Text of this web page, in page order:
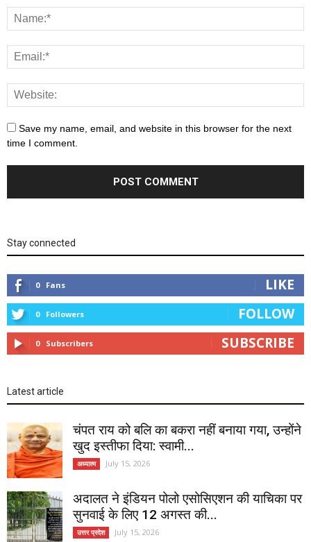
Save my name, email, and website in this browser for the next
time I comment.
Stay connected
0 Fans LIKE
0 Followers FOLLOW
0 Subscribers SUBSCRIBE
Latest article
चंपत राय को बलि का बकरा नहीं बनाया गया, उन्होंने
खुद इस्तीफा दिया: स्वामी...
अध्यात्म July 15, 2026
अदालत ने इंडियन पोलो एसोसिएशन की याचिका पर
सुनवाई के लिए 12 अगस्त की...
उत्तर प्रदेश July 15, 2026